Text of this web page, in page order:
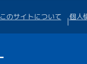
このサイトについて 個人